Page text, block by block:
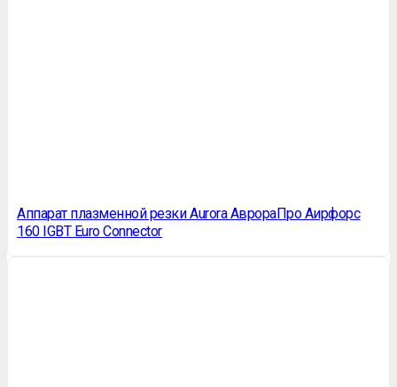
Аппарат плазменной резки Aurora АврораПро Аирфорс
160 IGBT Euro Connector